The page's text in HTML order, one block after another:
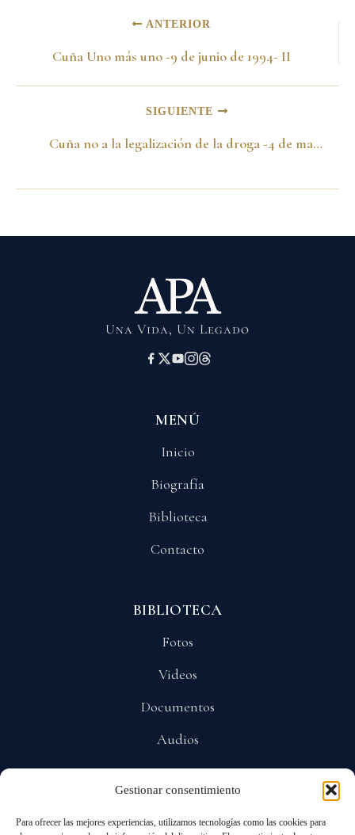
Gestionar consentimiento
Para ofrecer las mejores experiencias, utilizamos tecnologías como las cookies para
ANTERIOR
Cuña Uno más uno -9 de junio de 1994- II
SIGUIENTE
Cuña no a la legalización de la droga -4 de mayo de 1994- II
Una Vida, Un Legado
MENÚ
Inicio
Biografía
Biblioteca
Contacto
BIBLIOTECA
Fotos
Videos
Documentos
Audios